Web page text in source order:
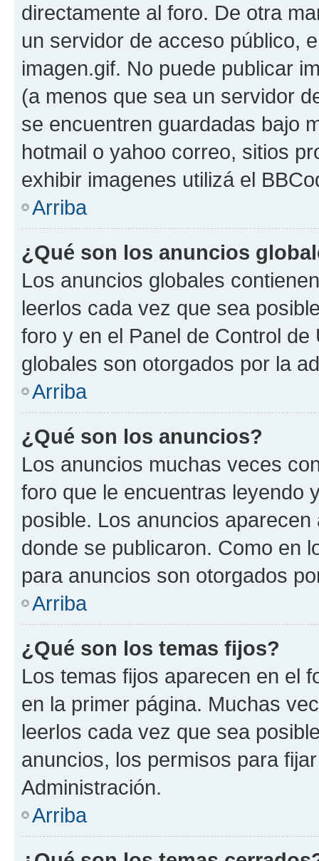
directamente al foro. De otra
un servidor de acceso público,
imagen.gif. No puede publicar
(a menos que sea un servidor
se encuentren guardadas bajo
hotmail o yahoo correo, sitios
exhibir imagenes utilizá el
Arriba
¿Qué son los anuncios
Los anuncios globales
leerlos cada vez que sea
foro y en el Panel de Control
globales son otorgados por la
Arriba
¿Qué son los anuncios?
Los anuncios muchas veces
foro que le encuentras leyendo
posible. Los anuncios
donde se publicaron. Como en
para anuncios son otorgados
Arriba
¿Qué son los temas fijos?
Los temas fijos aparecen en el
en la primer página. Muchas
leerlos cada vez que sea
anuncios, los permisos para
Administración.
Arriba